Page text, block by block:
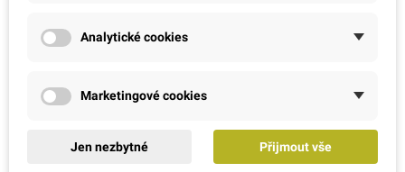
Návod k užívání:
a v průběhu dne popíjejte. V krizových stavech podle potřeby
Délka užívání záleží na vás, zda potřebujete překonat krátkodobý či
Analytické cookies
Marketingové cookies
Jen nezbytné Přijmout vše